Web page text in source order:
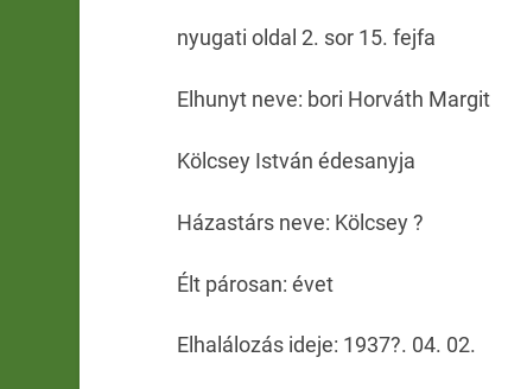
nyugati oldal 2. sor 15. fejfa
Elhunyt neve: bori Horváth Margit
Kölcsey István édesanyja
Házastárs neve: Kölcsey ?
Élt párosan: évet
Elhalálozás ideje: 1937?. 04. 02.